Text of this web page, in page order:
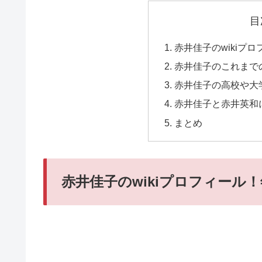
赤井佳子のwikiプロ
赤井佳子のこれま
赤井佳子の高校や大
赤井佳子と赤井英
まとめ
赤井佳子のwikiプロフィール